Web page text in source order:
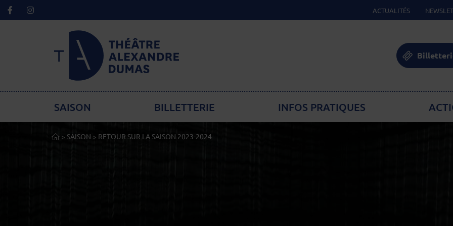
ACTUALITÉS
Lien de retour à la page d'accueil
SAISON BILLETTERIE INFOS PRATIQUES
ACCUEIL
> SAISON > RETOUR SUR LA SAISON 2023-2024